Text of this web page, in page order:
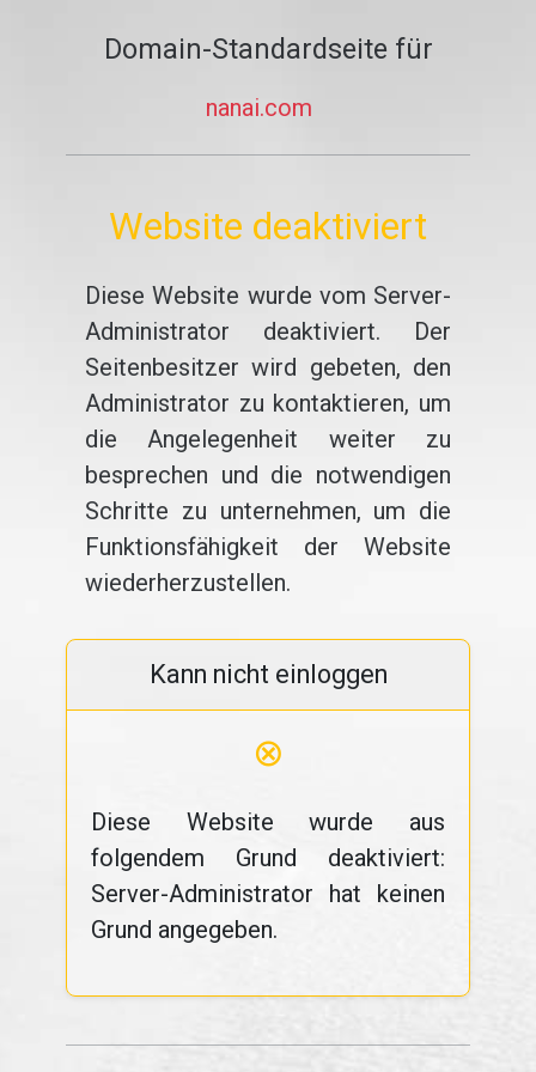
Domain-Standardseite für
nanai.com
Website deaktiviert
Diese Website wurde vom Server-
Administrator deaktiviert. Der
Seitenbesitzer wird gebeten, den
Administrator zu kontaktieren, um
die Angelegenheit weiter zu
besprechen und die notwendigen
Schritte zu unternehmen, um die
Funktionsfähigkeit der Website
wiederherzustellen.
Kann nicht einloggen
⊗
Diese Website wurde aus
folgendem Grund deaktiviert:
Server-Administrator hat keinen
Grund angegeben.